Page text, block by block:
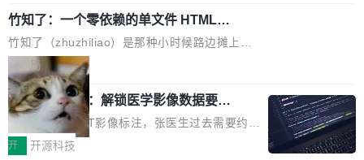
能表现。 在核心规格方面，B850 AO...
码、把关发版这两道关，还得靠人肉扛。 V5.0
想让 AI 一起盯。
方式，以优化查询性能和吞吐量，减少集群中的
磁盘寻道和网络调用。 Dgraph v25.4.0 现已发
布，具体更新内容包括： feat(zero)：Zero 现
支持 --security superflag（token=...;whitelist
=...），与 Alpha 版本的格式一致，并据此对其
管理 HTTP 端点进行授权。 <blockquote> <p>
<span><strong>警告：</strong>&nbsp;Zero
的 admin ...
竹知了：一个零依赖的单文件 HTML，
把儿时竹蝉玩具搬进浏览器
竹知了（zhuzhiliao）是那种小时候路边摊上几
块钱的玩意儿——一根小竹签，一个竹筒，一头
系着涂了松香的线。甩起来，竹膜震动，发出“哇
——哇”的蝉鸣声。实物越来越难找了，有开发者
把它做成了 Web 玩具，放在 zhuzhiliao.imsai.c
c 上，并在 GitHub 开源。 玩法很简单：按住屏
局
30倍效率升级：解锁医学影像数据要素
价值化的真实路径
完成一例腹部CT影像标注，张医生过去需要约1
20个小时。他必须在数百张连续影像上，一笔一
开 开源科技